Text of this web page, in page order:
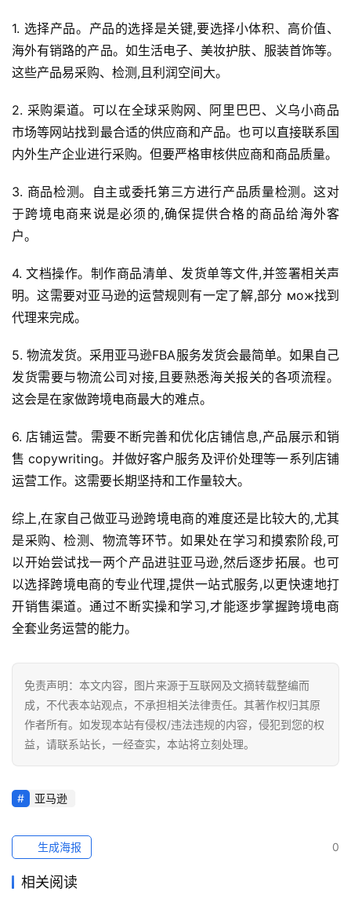
页
全
开
店
跨
境
科
社
媒
营
销
跨
境
导
1. 选择产品。产品的选择是关键,要选择小体积、高价值、
海外有销路的产品。如生活电子、美妆护肤、服装首饰等。
这些产品易采购、检测,且利润空间大。
2. 采购渠道。可以在全球采购网、阿里巴巴、义乌小商品
市场等网站找到最合适的供应商和产品。也可以直接联系国
内外生产企业进行采购。但要严格审核供应商和商品质量。
3. 商品检测。自主或委托第三方进行产品质量检测。这对
于跨境电商来说是必须的,确保提供合格的商品给海外客
户。
4. 文档操作。制作商品清单、发货单等文件,并签署相关声
明。这需要对亚马逊的运营规则有一定了解,部分 мож找到
代理来完成。
5. 物流发货。采用亚马逊FBA服务发货会最简单。如果自己
发货需要与物流公司对接,且要熟悉海关报关的各项流程。
这会是在家做跨境电商最大的难点。
6. 店铺运营。需要不断完善和优化店铺信息,产品展示和销
售 copywriting。并做好客户服务及评价处理等一系列店铺
运营工作。这需要长期坚持和工作量较大。
综上,在家自己做亚马逊跨境电商的难度还是比较大的,尤其
是采购、检测、物流等环节。如果处在学习和摸索阶段,可
以开始尝试找一两个产品进驻亚马逊,然后逐步拓展。也可
以选择跨境电商的专业代理,提供一站式服务,以更快速地打
开销售渠道。通过不断实操和学习,才能逐步掌握跨境电商
全套业务运营的能力。
免责声明：本文内容，图片来源于互联网及文摘转载整编而
成，不代表本站观点，不承担相关法律责任。其著作权归其原
作者所有。如发现本站有侵权/违法违规的内容，侵犯到您的权
益，请联系站长，一经查实，本站将立刻处理。
亚马逊
0
生成海报
相关阅读